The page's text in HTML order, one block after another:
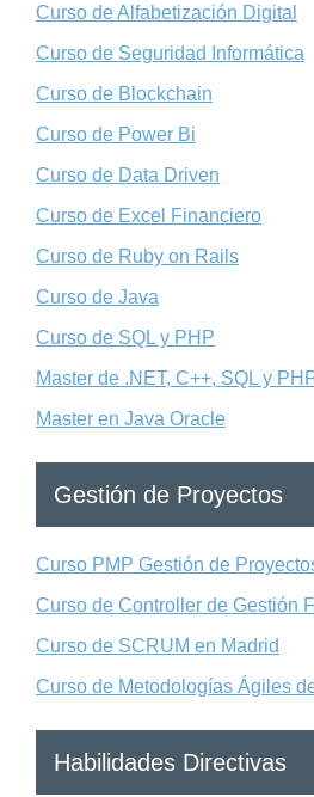
Curso de Alfabetización Digital
Curso de Seguridad Informática
Curso de Blockchain
Curso de Power Bi
Curso de Data Driven
Curso de Excel Financiero
Curso de Ruby on Rails
Curso de Java
Curso de SQL y PHP
Master de .NET, C++, SQL y
Master en Java Oracle
Gestión de Proyectos
Curso PMP Gestión de
Curso de Controller de Gestión
Curso de SCRUM en Madrid
Curso de Metodologías Ágiles
Habilidades Directivas